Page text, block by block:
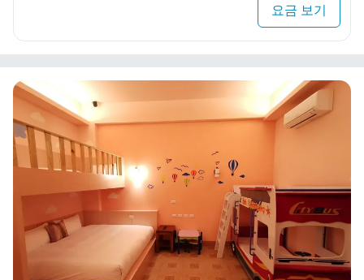
요금 보기